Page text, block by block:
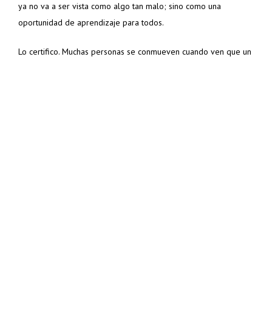
ya no va a ser vista como algo tan malo; sino como una
oportunidad de aprendizaje para todos.
Lo certifico. Muchas personas se conmueven cuando ven que un